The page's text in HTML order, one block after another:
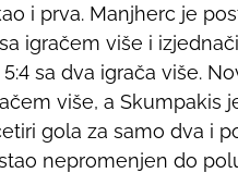
i prva. Manjherc je
igračem više i
sa dva igrača više.
više, a Skumpakis
gola za samo dva i
nepromenjen do